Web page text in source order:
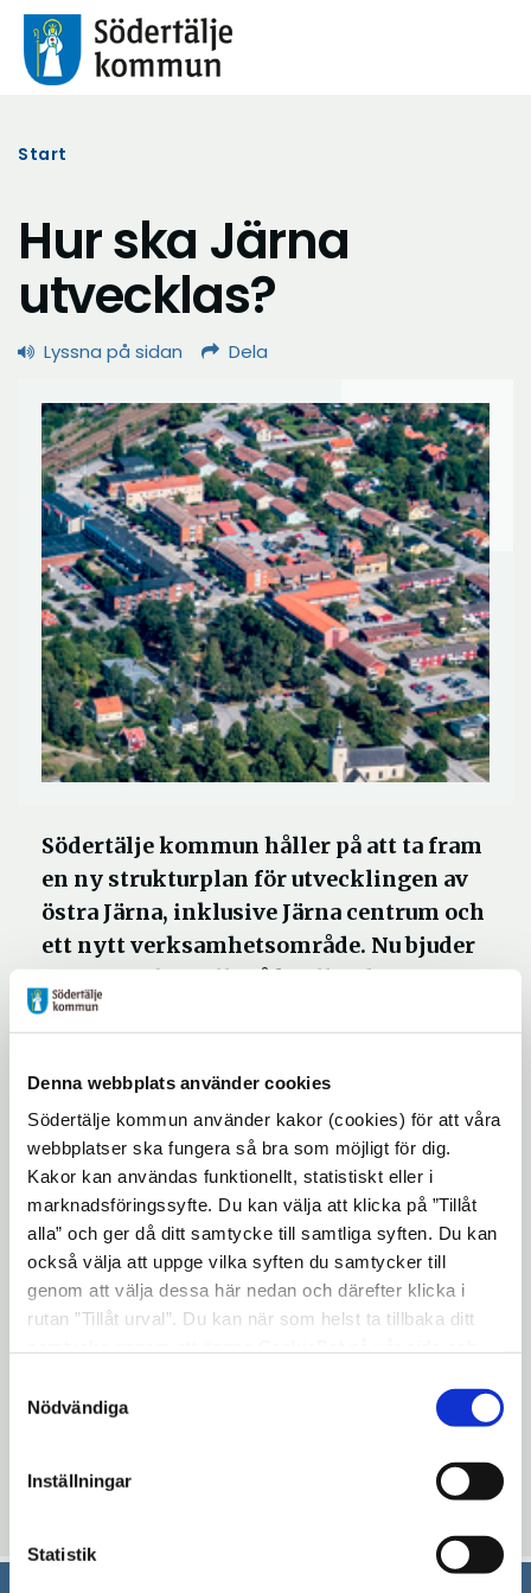
Denna webbplats använder cookies
Södertälje kommun använder kakor (cookies) för att våra
webbplatser ska fungera så bra som möjligt för dig.
Kakor kan användas funktionellt, statistiskt eller i
marknadsföringssyfte. Du kan välja att klicka på ”Tillåt
alla” och ger då ditt samtycke till samtliga syften. Du kan
också välja att uppge vilka syften du samtycker till
genom att välja dessa här nedan och därefter klicka i
rutan ”Tillåt urval”. Du kan när som helst ta tillbaka ditt
"Visa detaljer" kan du läsa om hur kakorna används och
hur vi och våra leverantörer inhämtar och behandlar
Nödvändiga
Inställningar
Statistik
Start
Hur ska Järna
utvecklas?
Lyssna på sidan Dela
Södertälje kommun håller på att ta fram
en ny strukturplan för utvecklingen av
östra Järna, inklusive Järna centrum och
ett nytt verksamhetsområde. Nu bjuder
vi in Järnabor till två kvällar där vi
pratar både centrum och landsbygd.
Möt politiker och tjänstemän, ställ dina
frågor och lämna synpunkter. Kvällarna
delas upp i två olika teman, kom och
diskutera de olika ämnena och områdena.
Varmt välkommen, vi bjuder på fika!
Onsdag 8 maj, kl. 17–20- Förtätning i Järna
centrum
Onsdag 14 maj, kl. 17–20- Landsbygd och
Eneskolans matsal, Mölnbovägen 25,